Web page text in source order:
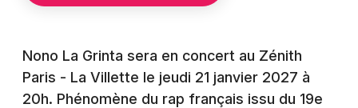
Sports
Soirées
Paris
Strasbourg
Nono La Grinta sera en concert au Zénith
Paris - La Villette le jeudi 21 janvier 2027 à
20h. Phénomène du rap français issu du 19e